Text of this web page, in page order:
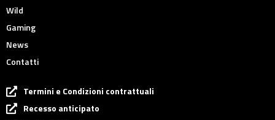
Wild
Gaming
News
Contatti
Termini e Condizioni contrattuali
Recesso anticipato